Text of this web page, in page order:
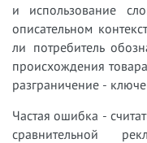
и использование
описательном
ли потребитель
происхождения
разграничение -
Частая ошибка -
сравнительной